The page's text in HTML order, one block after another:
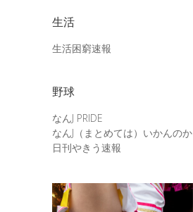
生活
生活困窮速報
野球
なんJ PRIDE
なんJ（まとめては）いかんのか
日刊やきう速報